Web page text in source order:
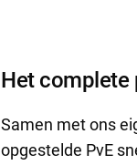
Het complete
Samen met ons
opgestelde PvE